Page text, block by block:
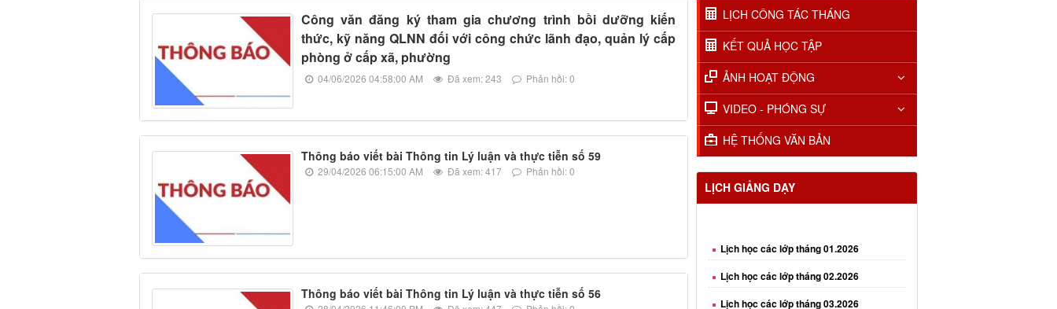
Công văn đăng ký tham gia chương trình bồi dưỡng kiến
thức, kỹ năng QLNN đối với công chức lãnh đạo, quản lý cấp
phòng ở cấp xã, phường
04/06/2026 04:58:00 AM Đã xem: 243 Phản hồi: 0
Thông báo viết bài Thông tin Lý luận và thực tiễn số 59
29/04/2026 06:15:00 AM Đã xem: 417 Phản hồi: 0
Thông báo viết bài Thông tin Lý luận và thực tiễn số 56
LỊCH CÔNG TÁC THÁNG
KẾT QUẢ HỌC TẬP
ẢNH HOẠT ĐỘNG
VIDEO - PHÓNG SỰ
HỆ THỐNG VĂN BẢN
LỊCH GIẢNG DẠY
Lịch học các lớp tháng 02.2026
Lịch học các lớp tháng 03.2026
Lịch học các lớp tháng 04.2026